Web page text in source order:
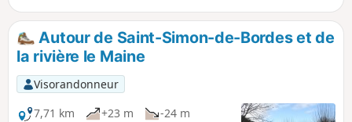
GRP®® de Saintonge (en début et en fin de randonnée).
Autour de Saint-Simon-de-Bordes et de
la rivière le Maine
Visorandonneur
7,71 km
+23 m
-24 m